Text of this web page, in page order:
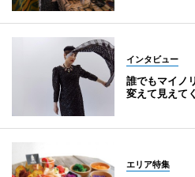
インタビュー
誰でもマイノ
変えて見えて
エリア特集